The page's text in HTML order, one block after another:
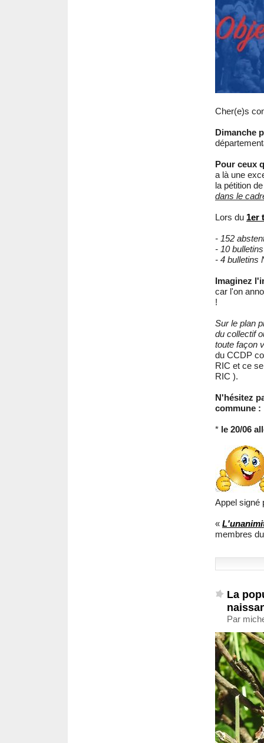
Cher(e)s
Dimanche
Pour ceux
a là une
la pétition
dans le
Lors du 1er
- 152
- 10
- 4 bulletins
Imaginez
car l'on
!
Sur le plan
du collectif
toute façon
du CCDP
RIC et ce
RIC ).
N'hésitez
commune :
* le 20/06
Appel signé
«
membres
La
Par